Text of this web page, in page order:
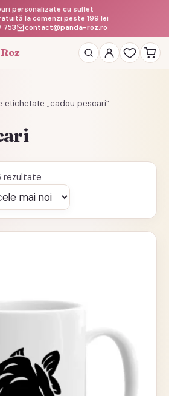
la comenzi peste 199 lei
personalizate cu suflet
753
contact@panda-roz.ro
Roz
etichetate „cadou pescari”
rezultateSortat
după
cele
mai
recente